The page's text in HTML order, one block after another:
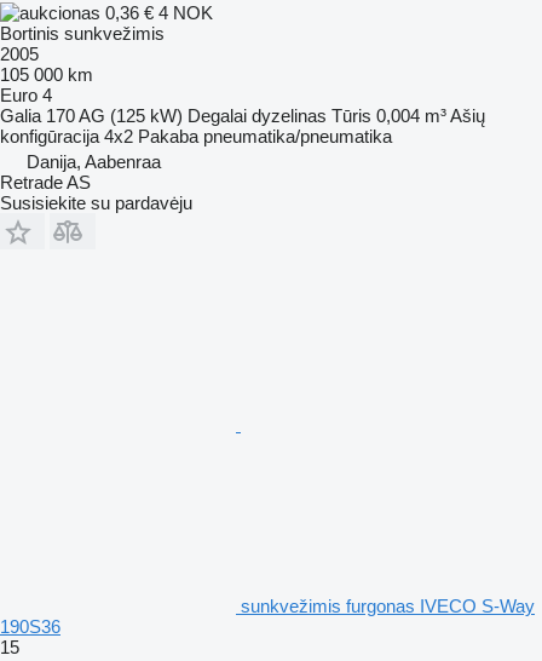
0,36 € 4 NOK
Bortinis sunkvežimis
2005
105 000 km
Euro 4
Galia 170 AG (125 kW) Degalai dyzelinas Tūris 0,004 m³Ašių
konfigūracija 4x2 Pakaba pneumatika/pneumatika
Danija, Aabenraa
Retrade AS
Susisiekite su pardavėju
sunkvežimis furgonas IVECO S-Way
190S36
15